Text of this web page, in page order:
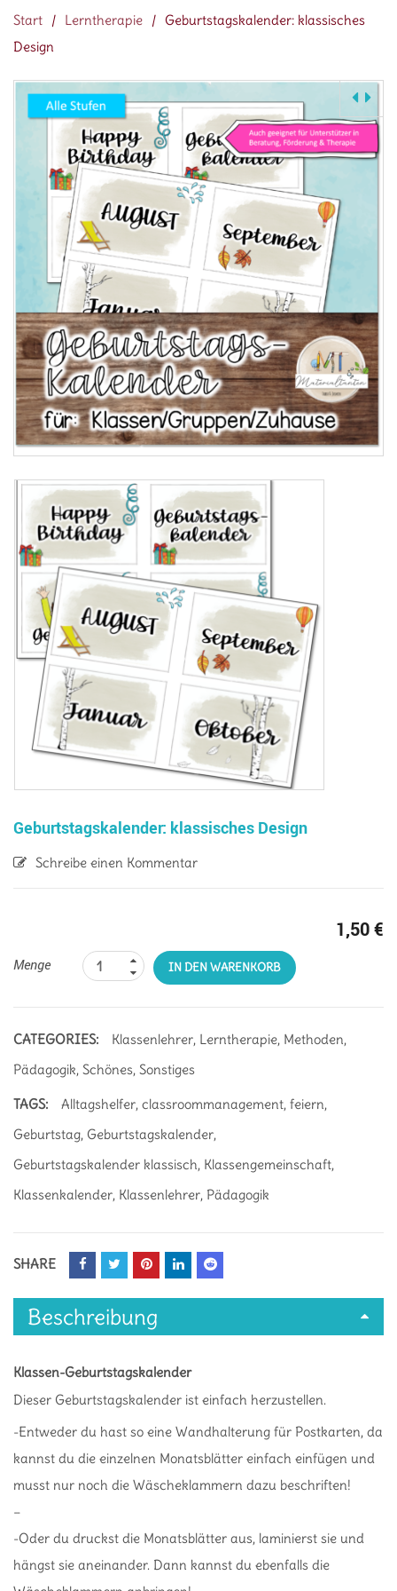
Start / Lerntherapie / Geburtstagskalender: klassisches
Design
Geburtstagskalender: klassisches Design
Schreibe einen Kommentar
1,50€
Menge IN DEN WARENKORB
CATEGORIES: Klassenlehrer, Lerntherapie, Methoden,
Pädagogik, Schönes, Sonstiges
TAGS: Alltagshelfer, classroommanagement, feiern,
Geburtstag, Geburtstagskalender,
Geburtstagskalender klassisch, Klassengemeinschaft,
Klassenkalender, Klassenlehrer, Pädagogik
SHARE
Beschreibung
Klassen-Geburtstagskalender
Dieser Geburtstagskalender ist einfach herzustellen.
-Entweder du hast so eine Wandhalterung für Postkarten, da
kannst du die einzelnen Monatsblätter einfach einfügen und
musst nur noch die Wäscheklammern dazu beschriften!
–
-Oder du druckst die Monatsblätter aus, laminierst sie und
hängst sie aneinander. Dann kannst du ebenfalls die